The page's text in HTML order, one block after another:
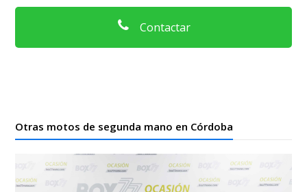
Contactar
Otras motos de segunda mano en Córdoba